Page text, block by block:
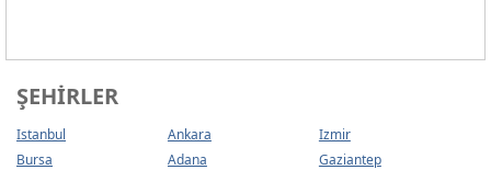
ŞEHIRLER
Istanbul Ankara
Izmir
Bursa
Adana
Gaziantep